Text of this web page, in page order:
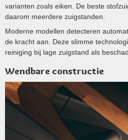
varianten zoals eiken. De beste
daarom meerdere zuigstanden.
Moderne modellen detecteren
de kracht aan. Deze slimme
reiniging bij lage zuigstand als
Wendbare constructie